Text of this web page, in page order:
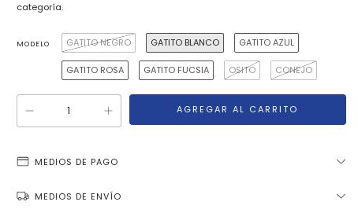
categoría.
MODELO GATITO NEGRO GATITO BLANCO GATITO AZUL
GATITO ROSA GATITO FUCSIA OSITO CONEJO
MEDIOS DE PAGO
MEDIOS DE ENVÍO